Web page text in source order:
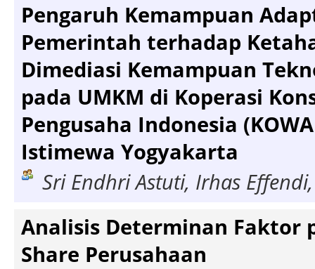
Pengaruh Kemampuan
Pemerintah terhadap
Dimediasi Kemampuan
pada UMKM di Koperasi
Pengusaha Indonesia
Istimewa Yogyakarta
Sri Endhri Astuti, Irhas
Analisis Determinan Faktor
Share Perusahaan